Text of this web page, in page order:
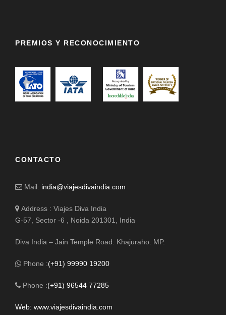
Grupos reducidos de 8 personas
PREMIOS Y RECONOCIMIENTO
CONTACTO
Mail: india@viajesdivaindia.com
Address : Viajes Diva India
G-57, Sector -6 , Noida 201301, India
Diva India – Jain Temple Road. Khajuraho. MP.
Phone :(+91) 99990 19200
Phone :(+91) 96544 77285
Web: www.viajesdivaindia.com